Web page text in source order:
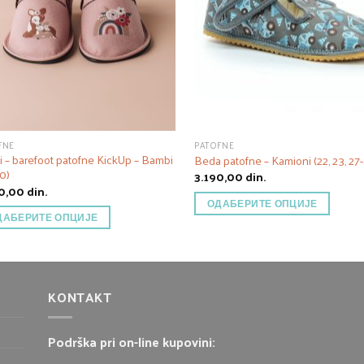
– barefoot patofne KickUp – Bambi
din.
ОПЦИЈЕ
PATOFNE
Beda patofne – Kamioni (22, 23,
3.190,00din.
ОДАБЕРИТЕ ОПЦИЈЕ
KONTAKT
Podrška pri on-line kupovini: